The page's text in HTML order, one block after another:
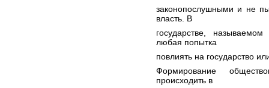
законопослушными и не
власть. В
государстве,
любая попытка
повлиять на государство
Формирование
происходить в